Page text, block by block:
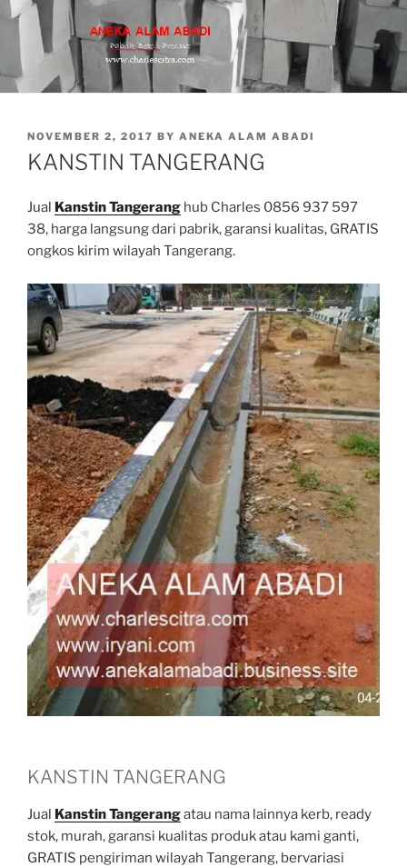
POSTED
ON
NOVEMBER 2, 2017 BY ANEKA ALAM ABADI
KANSTIN TANGERANG
Jual Kanstin Tangerang hub Charles 0856 937 597
38, harga langsung dari pabrik, garansi kualitas, GRATIS
ongkos kirim wilayah Tangerang.
KANSTIN TANGERANG
Jual Kanstin Tangerangatau nama lainnya kerb, ready
stok, murah, garansi kualitas produk atau kami ganti,
GRATIS pengiriman wilayah Tangerang, bervariasi